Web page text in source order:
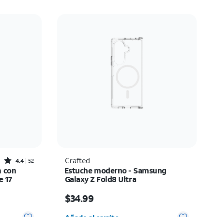
Rated4.4out of 5 stars with52reviews
4.4 52
con
17
Crafted
Estuche moderno - Samsung
Galaxy Z Fold8 Ultra
$34.99
Cantidad seleccionada: 0